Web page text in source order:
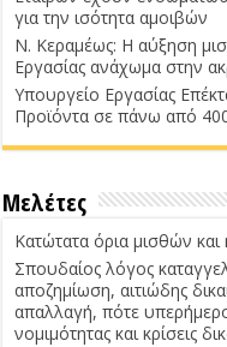
για την ισότητα αμοιβών
Ν. Κεραμέως: Η αύξηση
Εργασίας ανάχωμα στην
Υπουργείο Εργασίας
Προϊόντα σε πάνω από
Μελέτες
Κατώτατα όρια μισθών
Σπουδαίος λόγος
αποζημίωση, αιτιώδης
απαλλαγή, πότε
νομιμότητας και κρίσεις